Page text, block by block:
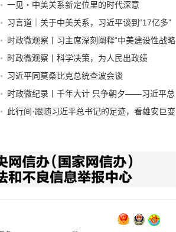
一见・中美关系新定位里的时代深意
习言道｜关于中美关系，习近平谈到“17亿多”
和“80多亿”
时政微观察丨习主席深刻阐释“中美建设性战略
稳定关系”的核心要义
时政微观察丨科学决策，为人民出政绩
习近平同莫桑比克总统查波会谈
时政微纪录丨千年大计 只争朝夕——习近平总
书记赴河北雄安新区考察纪实
此行间·跟随习近平总书记的足迹，看雄安巨变